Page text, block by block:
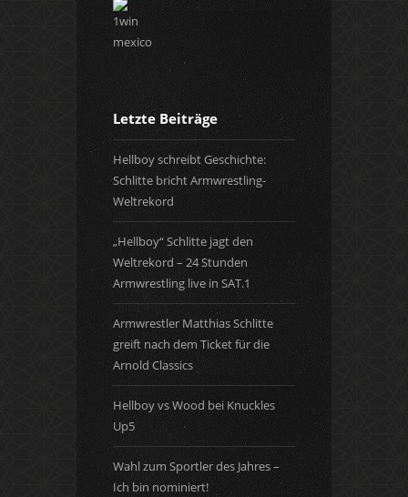
Letzte Beiträge
Hellboy schreibt Geschichte:
Schlitte bricht Armwrestling-
Weltrekord
„Hellboy“ Schlitte jagt den
Weltrekord – 24 Stunden
Armwrestling live in SAT.1
Armwrestler Matthias Schlitte
greift nach dem Ticket für die
Arnold Classics
Hellboy vs Wood bei Knuckles
Up5
Wahl zum Sportler des Jahres –
Ich bin nominiert!